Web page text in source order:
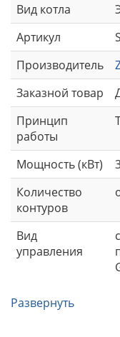
Вид котла
Артикул
Производитель
Заказной товар
Принцип
работы
Мощность (кВт)
Количество
контуров
Вид
управления
Развернуть